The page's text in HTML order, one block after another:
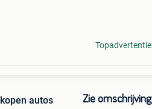
Topadvertentie
autos
Zie omschrijving